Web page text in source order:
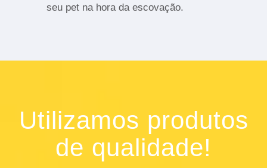
seu pet na hora da escovação.
Utilizamos produtos
de qualidade!